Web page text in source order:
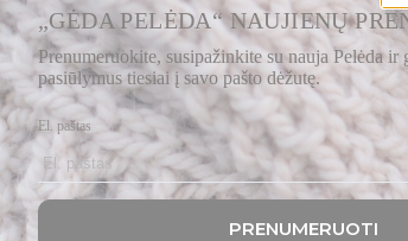
„GĖDA PELĖDA“ NAUJIENŲ
Prenumeruokite, susipažinkite su nauja Pelėda ir
pasiūlymus tiesiai į savo pašto dėžutę.
El. paštas
PRENUMERUOTI